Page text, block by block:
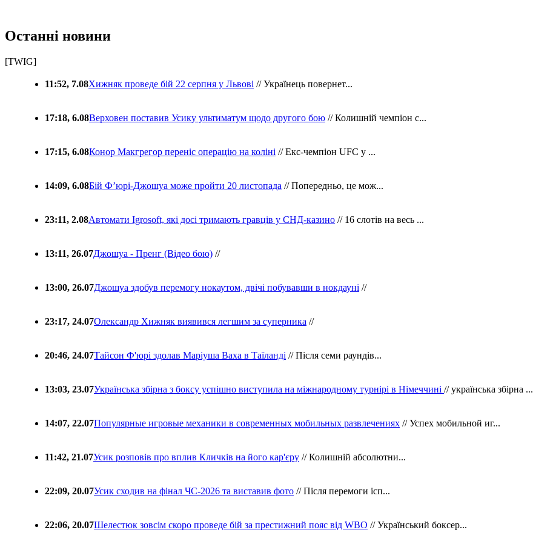
Останні новини
[TWIG]
11:52, 7.08Хижняк проведе бій 22 серпня у Львові // Українець повернет...
17:18, 6.08Верховен поставив Усику ультиматум щодо другого бою // Колишній чемпіон с...
17:15, 6.08Конор Макгрегор переніс операцію на коліні // Екс-чемпіон UFC у ...
14:09, 6.08Бій Ф’юрі-Джошуа може пройти 20 листопада // Попередньо, це мож...
23:11, 2.08Автомати Igrosoft, які досі тримають гравців у СНД-казино // 16 слотів на весь ...
13:11, 26.07Джошуа - Пренг (Відео бою) //
13:00, 26.07Джошуа здобув перемогу нокаутом, двічі побувавши в нокдауні //
23:17, 24.07Олександр Хижняк виявився легшим за суперника //
20:46, 24.07Тайсон Ф'юрі здолав Маріуша Ваха в Таїланді // Після семи раундів...
13:03, 23.07Українська збірна з боксу успішно виступила на міжнародному турнірі в Німеччині // українська збірна ...
14:07, 22.07Популярные игровые механики в современных мобильных развлечениях // Успех мобильной иг...
11:42, 21.07Усик розповів про вплив Кличків на його кар'єру // Колишній абсолютни...
22:09, 20.07Усик сходив на фінал ЧС-2026 та виставив фото // Після перемоги ісп...
22:06, 20.07Шелестюк зовсім скоро проведе бій за престижний пояс від WBO // Український боксер...